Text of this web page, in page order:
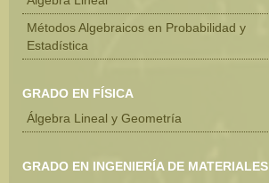
Métodos Algebraicos en Probabilidad y
Estadística
GRADO EN FÍSICA
Álgebra Lineal y Geometría
GRADO EN INGENIERÍA DE MATERIALES